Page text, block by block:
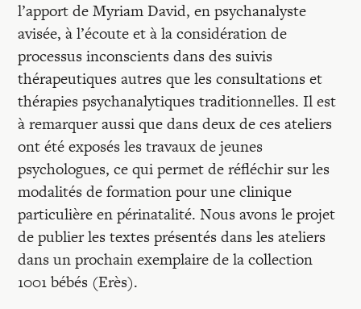
l’apport de Myriam David, en psychanalyste
avisée, à l’écoute et à la considération de
processus inconscients dans des suivis
thérapeutiques autres que les consultations et
thérapies psychanalytiques traditionnelles. Il est
à remarquer aussi que dans deux de ces ateliers
ont été exposés les travaux de jeunes
psychologues, ce qui permet de réfléchir sur les
modalités de formation pour une clinique
particulière en périnatalité. Nous avons le projet
de publier les textes présentés dans les ateliers
dans un prochain exemplaire de la collection
1001 bébés (Erès).